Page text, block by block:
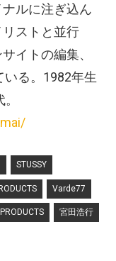
ルに注ぎ込ん
ストと並行
イトの編集、
いる。1982年生
STUSSY
Varde77
宮田浩行